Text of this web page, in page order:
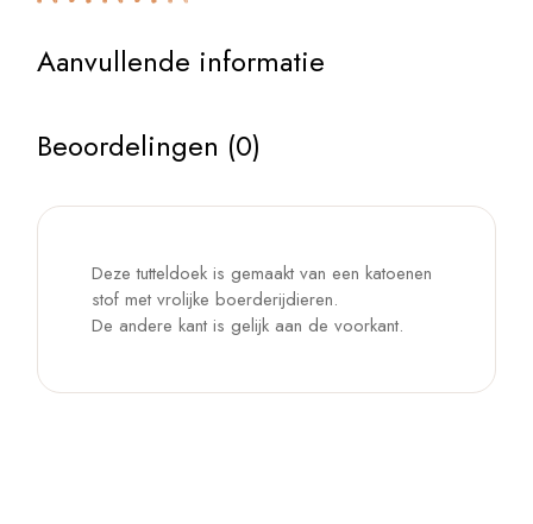
Aanvullende informatie
Beoordelingen (0)
Deze tutteldoek is gemaakt van een katoenen
stof met vrolijke boerderijdieren.
De andere kant is gelijk aan de voorkant.